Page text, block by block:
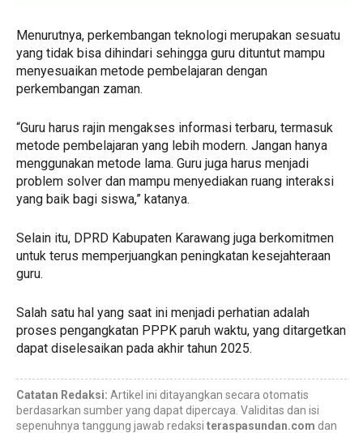
Menurutnya, perkembangan teknologi merupakan sesuatu
yang tidak bisa dihindari sehingga guru dituntut mampu
menyesuaikan metode pembelajaran dengan
perkembangan zaman.
“Guru harus rajin mengakses informasi terbaru, termasuk
metode pembelajaran yang lebih modern. Jangan hanya
menggunakan metode lama. Guru juga harus menjadi
problem solver dan mampu menyediakan ruang interaksi
yang baik bagi siswa,” katanya.
Selain itu, DPRD Kabupaten Karawang juga berkomitmen
untuk terus memperjuangkan peningkatan kesejahteraan
guru.
Salah satu hal yang saat ini menjadi perhatian adalah
proses pengangkatan PPPK paruh waktu, yang ditargetkan
dapat diselesaikan pada akhir tahun 2025.
Catatan Redaksi: Artikel ini ditayangkan secara otomatis
berdasarkan sumber yang dapat dipercaya. Validitas dan isi
sepenuhnya tanggung jawab redaksi teraspasundan.com dan